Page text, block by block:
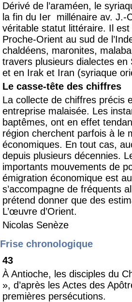
Dérivé de l’araméen, le
la fin du Ier millénaire av. J.-
véritable statut littéraire. Il est
Proche-Orient au sud de
chaldéens, maronites,
travers plusieurs dialectes
et en Irak et Iran (syriaque
Le casse-tête des chiffres
La collecte de chiffres précis
entreprise malaisée. Les
baptêmes, ont en effet
région cherchent parfois à le
économiques. En tout cas,
depuis plusieurs décennies.
importants mouvements de
émigration économique est
s’accompagne de fréquents
prétend donner que des
L’œuvre d’Orient.
Nicolas Senèze
Frise chronologique
43
À Antioche, les disciples du
», d’après les Actes des
premières persécutions.